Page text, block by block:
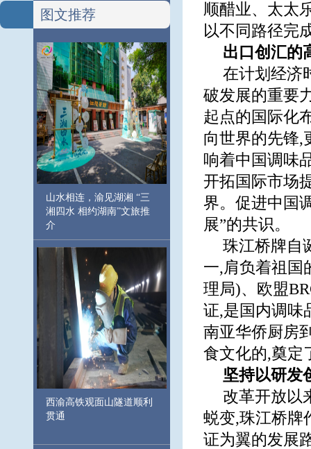
图文推荐
山水相连，渝见湖湘 “三
湘四水 相约湖南”文旅推
介
西渝高铁观面山隧道顺利
贯通
顺醋业、太太
以不同路径完
出口创汇的
在计划经济
破发展的重要
起点的国际化
向世界的先锋,
响着中国调味
开拓国际市场
界。促进中国
展”的共识。
珠江桥牌自
一,肩负着祖国
理局)、欧盟
证,是国内调味
南亚华侨厨房
食文化的,奠定
坚持以研发
改革开放以
蜕变,珠江桥牌
证为翼的发展